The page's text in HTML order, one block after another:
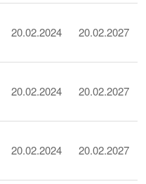
20.02.2024 20.02.2027
20.02.2024 20.02.2027
20.02.2024 20.02.2027